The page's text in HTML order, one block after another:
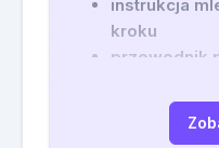
instrukcja
kroku
przewodnik
instrukcja
uczniów